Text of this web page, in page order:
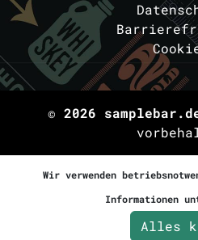
© 2026
Wir verwenden
Informationen
Alles